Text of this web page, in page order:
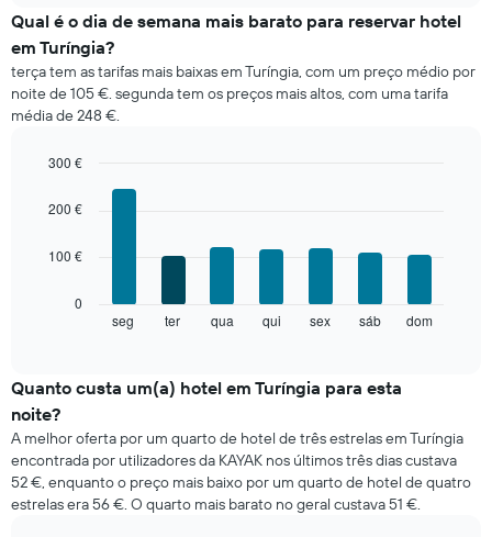
o
preço
médio
de
um
quarto
cada
O
meses
abcissa.
o
preço
médio
de
um
quarto
numa
Qual é o dia de semana mais barato para reservar hotel
em Turíngia?
terça tem as tarifas mais baixas em Turíngia, com um preço médio por
noite de 105 €. segunda tem os preços mais altos, com uma tarifa
média de 248 €.
chart
bars.
o
preço
médio
de
um
quarto
a
graphic.
seg ter qua qui sex sáb dom
0
100 €
200 €
300 €
Quanto custa um(a) hotel em Turíngia para esta
noite?
A melhor oferta por um quarto de hotel de três estrelas em Turíngia
encontrada por utilizadores da KAYAK nos últimos três dias custava
52 €, enquanto o preço mais baixo por um quarto de hotel de quatro
estrelas era 56 €. O quarto mais barato no geral custava 51 €.